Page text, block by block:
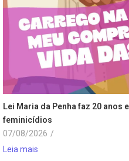
Lei Maria da Penha faz 20
feminicídios
07/08/2026 /
Leia mais